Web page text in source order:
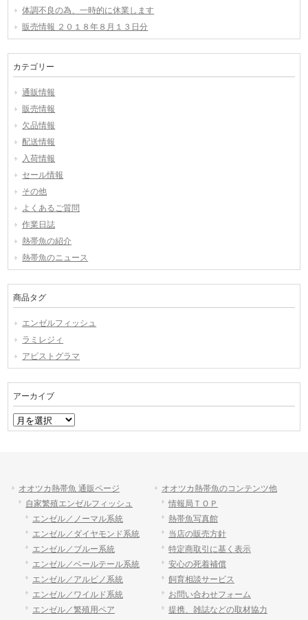
体調不良の為、一時的に休業します
販売情報 ２０１８年８月１３日分
カテゴリー
通販情報
販売情報
欠品情報
配送情報
入荷情報
セール情報
その他
よくあるご質問
作業日誌
熱帯魚の紹介
熱帯魚のニュース
商品タグ
エンゼルフィッシュ
ラミレジィ
アピストグラマ
アーカイブ
ア
ー
オオツカ熱帯魚 通販ページ
自家繁殖エンゼルフィッシュ
エンゼル／ノーマル系統
エンゼル／ダイヤモンド系統
エンゼル／ブルー系統
エンゼル／ベールテール系統
エンゼル／アルビノ系統
エンゼル／ワイルド系統
エンゼル／繁殖用ペア
オオツカ熱帯魚のコンテンツ他
情報局ＴＯＰ
熱帯魚写真館
当店の販売方針
特定商取引に基く表示
安心の死着補償
飼育相談サービス
お問い合わせフォーム
提携、雑誌などの取材協力